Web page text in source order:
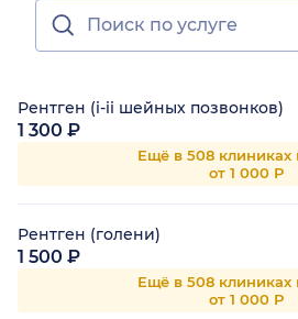
Рентген (i-ii шейных позвонков)
1 300 ₽
Ещё в 508 клиниках
от 1 000 Р
Рентген (голени)
1 500 ₽
Ещё в 508 клиниках
от 1 000 Р